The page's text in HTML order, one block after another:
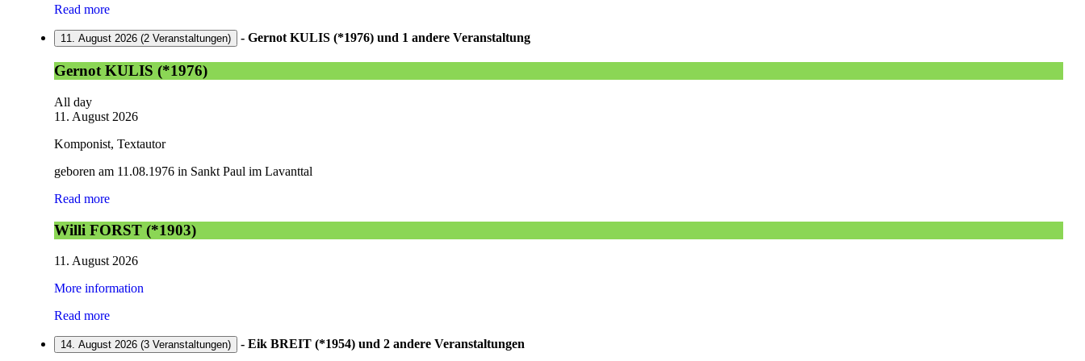
Read more
11. August 2026 (2 Veranstaltungen) - Gernot KULIS (*1976) und 1 andere Veranstaltung
Gernot KULIS (*1976)
All day
11. August 2026
Komponist, Textautor
geboren am 11.08.1976 in Sankt Paul im Lavanttal
Read more
Willi FORST (*1903)
11. August 2026
More information
Read more
14. August 2026 (3 Veranstaltungen) - Eik BREIT (*1954) und 2 andere Veranstaltungen